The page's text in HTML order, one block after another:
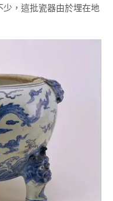
，這批瓷器由於埋在地